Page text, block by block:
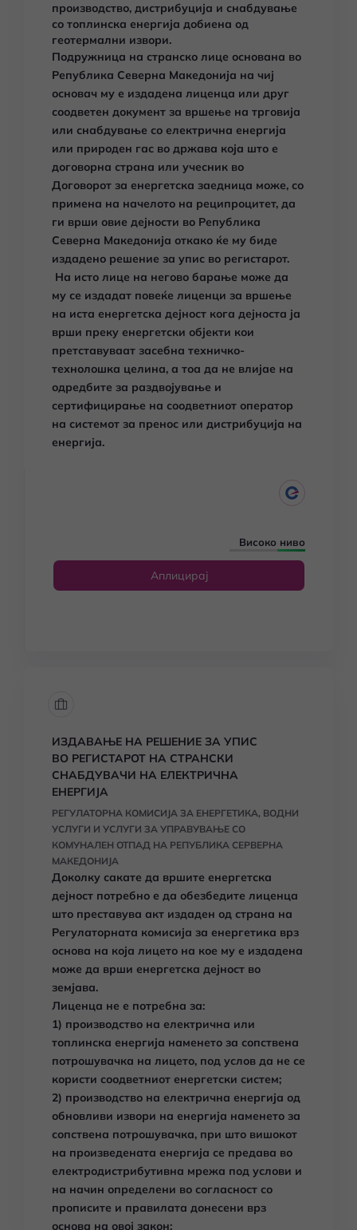
производство, дистрибуција и снабдување
со топлинска енергија добиена од
геотермални извори.
Подружница на странско лице основана во
Република Северна Македонија на чиј
основач му е издадена лиценца или друг
соодветен документ за вршење на трговија
или снабдување со електрична енергија
или природен гас во држава која што е
договорна страна или учесник во
Договорот за енергетска заедница може, со
примена на начелото на реципроцитет, да
ги врши овие дејности во Република
Северна Македонија откако ќе му биде
издадено решение за упис во регистарот.
На исто лице на негово барање може да
му се издадат повеќе лиценци за вршење
на иста енергетска дејност кога дејноста ја
врши преку енергетски објекти кои
претставуваат засебна техничко-
технолошка целина, а тоа да не влијае на
одредбите за раздвојување и
сертифицирање на соодветниот оператор
на системот за пренос или дистрибуција на
енергија.
Високо ниво
Аплицирај
ИЗДАВАЊЕ НА РЕШЕНИЕ ЗА УПИС
ВО РЕГИСТАРОТ НА СТРАНСКИ
СНАБДУВАЧИ НА ЕЛЕКТРИЧНА
ЕНЕРГИЈА
РЕГУЛАТОРНА КОМИСИЈА ЗА ЕНЕРГЕТИКА, ВОДНИ
УСЛУГИ И УСЛУГИ ЗА УПРАВУВАЊЕ СО
КОМУНАЛЕН ОТПАД НА РЕПУБЛИКА СЕРВЕРНА
МАКЕДОНИЈА
Доколку сакате да вршите енергетска
дејност потребно е да обезбедите лиценца
што преставува акт издаден од страна на
Регулаторната комисија за енергетика врз
основа на која лицето на кое му е издадена
може да врши енергетска дејност во
земјава.
Лиценца не е потребна за:
1) производство на електрична или
топлинска енергија наменето за сопствена
потрошувачка на лицето, под услов да не се
користи соодветниот енергетски систем;
2) производство на електрична енергија од
обновливи извори на енергија наменето за
сопствена потрошувачка, при што вишокот
на произведената енергија се предава во
електродистрибутивна мрежа под услови и
на начин определени во согласност со
прописите и правилата донесени врз
основа на овој закон;